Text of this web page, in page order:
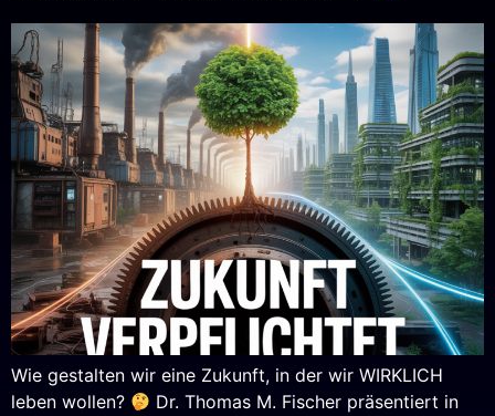
Wie gestalten wir eine Zukunft, in der wir WIRKLICH
leben wollen?
Dr. Thomas M. Fischer präsentiert in